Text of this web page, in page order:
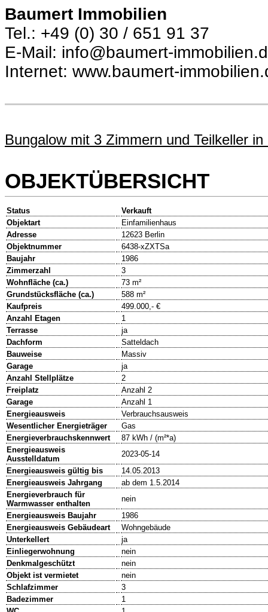
Baumert Immobilien
Tel.: +49 (0) 30 / 651 91 37
E-Mail: info@baumert-
Internet: www.baumert-
Bungalow mit 3 Zimmern und Teilkeller
OBJEKTÜBERSICHT
Status
Verkauft
Objektart
Einfamilienhaus
Adresse
12623 Berlin
Objektnummer
6438-xZXTSa
Baujahr
1986
Zimmerzahl
3
Wohnfläche (ca.)
73 m²
Grundstücksfläche (ca.)
588 m²
Kaufpreis
499.000,- €
Anzahl Etagen
1
Terrasse
ja
Dachform
Satteldach
Bauweise
Massiv
Garage
ja
Anzahl Stellplätze
2
Freiplatz
Anzahl 2
Garage
Anzahl 1
Energieausweis
Verbrauchsausweis
Wesentlicher Energieträger
Gas
Energieverbrauchskennwert
87 kWh / (m²*a)
Energieausweis
Ausstelldatum
2023-05-14
Energieausweis gültig bis
14.05.2013
Energieausweis Jahrgang
ab dem 1.5.2014
Energieverbrauch für
Warmwasser enthalten
nein
Energieausweis Baujahr
1986
Energieausweis Gebäudeart
Wohngebäude
Unterkellert
ja
Einliegerwohnung
nein
Denkmalgeschützt
nein
Objekt ist vermietet
nein
Schlafzimmer
3
Badezimmer
1